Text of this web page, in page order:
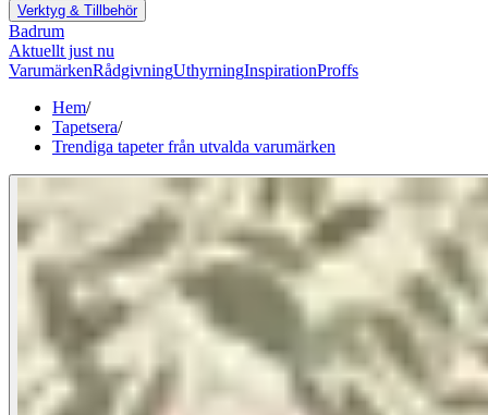
Verktyg & Tillbehör
Badrum
Aktuellt just nu
VarumärkenRådgivningUthyrningInspirationProffs
Hem/
Tapetsera/
Trendiga tapeter från utvalda varumärken